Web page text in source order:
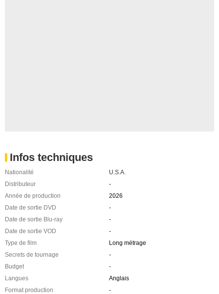
Infos techniques
Nationalité
U.S.A.
Distributeur
-
Année de production
2026
Date de sortie DVD
-
Date de sortie Blu-ray
-
Date de sortie VOD
-
Type de film
Long métrage
Secrets de tournage
-
Budget
-
Langues
Anglais
Format production
-